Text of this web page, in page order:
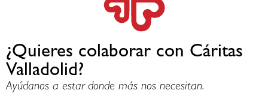
¿Quieres colaborar con Cáritas
Valladolid?
Ayúdanos a estar donde más nos necesitan.